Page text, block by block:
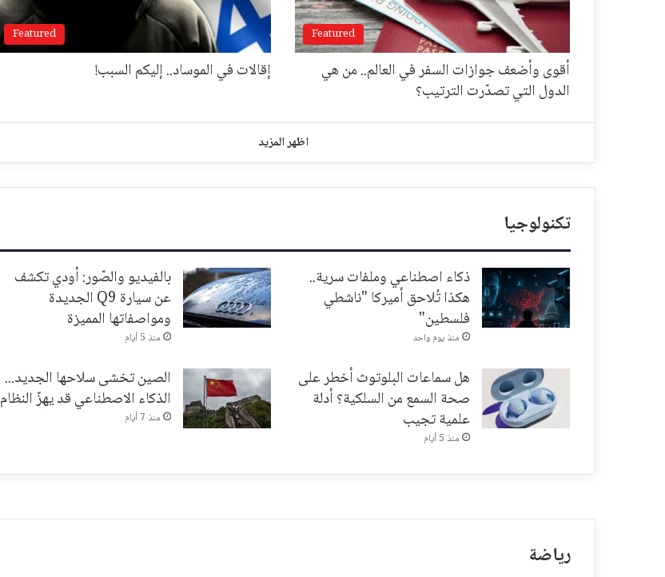
Featured
أقوى وأضعف جوازات السفر في العالم.. من هي
الدول التي تصدّرت الترتيب؟
Featured
إقالات في الموساد.. إليكم السبب!
اظهر المزيد
تكنولوجيا
ذكاء اصطناعي وملفات سرية..
هكذا تُلاحق أميركا "ناشطي
فلسطين"
منذ يوم واحد
بالفيديو والصّور: أودي تكشف
عن سيارة Q9 الجديدة
ومواصفاتها المميزة
منذ 5 أيام
هل سماعات البلوتوث أخطر على
صحة السمع من السلكية؟ أدلة
علمية تجيب
منذ 5 أيام
الصين تخشى سلاحها الجديد...
الذكاء الاصطناعي قد يهزّ النظام
منذ 7 أيام
رياضة